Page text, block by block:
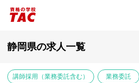
静岡県の求人一覧
講師採用（業務委託含む） 業務委託